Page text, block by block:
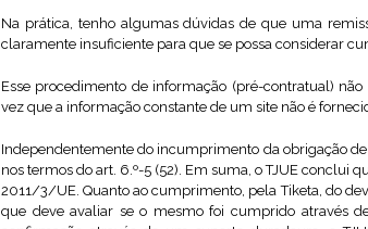
Na prática, tenho algumas dúvidas de que uma
claramente insuficiente para que se possa considerar
Esse procedimento de informação (pré-contratual)
vez que a informação constante de um site não é
Independentemente do incumprimento da obrigação
nos termos do art. 6.º-5 (52). Em suma, o TJUE conclui
2011/3/UE. Quanto ao cumprimento, pela Tiketa, do
que deve avaliar se o mesmo foi cumprido através